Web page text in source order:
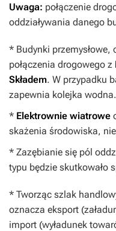
Uwaga: połączenie
oddziaływania danego
* Budynki
połączenia drogowego z
Składem. W przypadku
zapewnia kolejka wodna.
* Elektrownie wiatrowe
skażenia środowiska,
* Zazębianie się pól
typu będzie skutkowało
* Tworząc szlak
oznacza eksport
import (wyładunek